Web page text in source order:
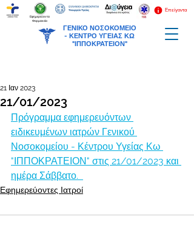
ΓΕΝΙΚΟ ΝΟΣΟΚΟΜΕΙΟ
- ΚΕΝΤΡΟ ΥΓΕΙΑΣ ΚΩ
"ΙΠΠΟΚΡΑΤΕΙΟΝ"
Επείγοντα
Εφημερεύοντα
Φαρμακεία
21/01/2023
21 Ιαν 2023
Πρόγραμμα εφημερευόντων
ειδικευμένων ιατρών Γενικού
Νοσοκομείου - Κέντρου Υγείας Κω
"ΙΠΠΟΚΡΑΤΕΙΟΝ" στις 21/01/2023 και
ημέρα Σάββατο.
Εφημερεύοντες Ιατροί